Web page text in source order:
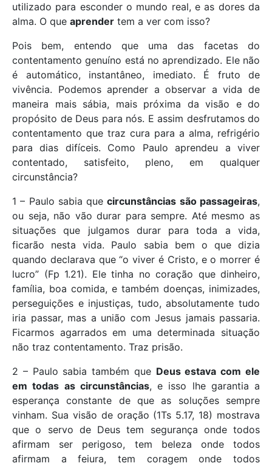
utilizado para esconder o mundo real, e as dores da
alma. O que aprender tem a ver com isso?
Pois bem, entendo que uma das facetas do
contentamento genuíno está no aprendizado. Ele não
é automático, instantâneo, imediato. É fruto de
vivência. Podemos aprender a observar a vida de
maneira mais sábia, mais próxima da visão e do
propósito de Deus para nós. E assim desfrutamos do
contentamento que traz cura para a alma, refrigério
para dias difíceis. Como Paulo aprendeu a viver
contentado, satisfeito, pleno, em qualquer
circunstância?
1 – Paulo sabia quecircunstâncias são passageiras,
ou seja, não vão durar para sempre. Até mesmo as
situações que julgamos durar para toda a vida,
ficarão nesta vida. Paulo sabia bem o que dizia
quando declarava que “o viver é Cristo, e o morrer é
lucro” (Fp 1.21). Ele tinha no coração que dinheiro,
família, boa comida, e também doenças, inimizades,
perseguições e injustiças, tudo, absolutamente tudo
iria passar, mas a união com Jesus jamais passaria.
Ficarmos agarrados em uma determinada situação
não traz contentamento. Traz prisão.
2 – Paulo sabia também que Deus estava com ele
em todas as circunstâncias, e isso lhe garantia a
esperança constante de que as soluções sempre
vinham. Sua visão de oração (1Ts 5.17, 18) mostrava
que o servo de Deus tem segurança onde todos
afirmam ser perigoso, tem beleza onde todos
afirmam a feiura, tem coragem onde todos